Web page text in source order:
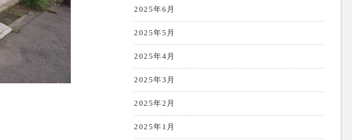
2025年6月
2025年5月
2025年4月
2025年3月
2025年2月
2025年1月